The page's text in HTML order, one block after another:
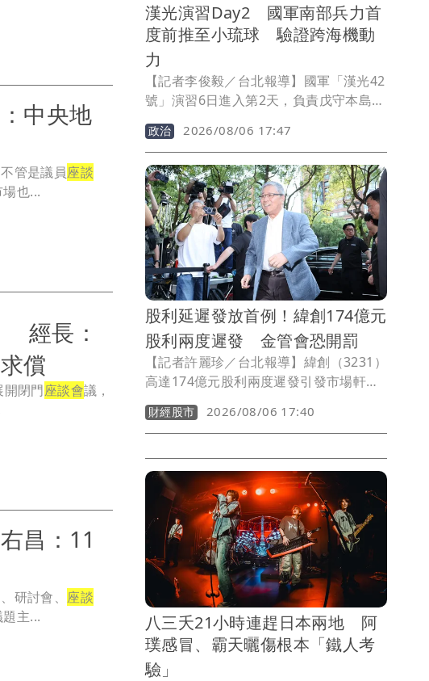
中央地
管是議員座談
也...
經長：
償
展開閉門座談會議，
昌：11
研討會、 座談
主...
漢光演習Day2 國軍南部兵力首
度前推至小琉球 驗證跨海機動
力
【記者李俊毅／台北報導】國軍「漢光42
號」演習6日進入第2天，負責戊守本島南
部的第四作戰區表示，小琉球具備南高屏
地區及重要海上航道的前觀優勢，可有效
掌握周邊海域、港口及航道動態，因此依
防衛作戰構想首度將兵力前推至小琉球，
驗證跨海機動能力。
政治 2026/08/06 17:47
股利延遲發放首例！緯創174億元
股利兩度遲發 金管會恐開罰
【記者許麗珍／台北報導】緯創（3231）
高達174億元股利兩度遲發引發市場軒然
大波及股東不滿。金管會今表示經查緯創
雖已於今發放股利完畢，但有股東反映緯
創「重訊發布時間不夠即時，內容恐有
錯」等，將請證交所及台灣集中保管結算
所進一步調查，若真有疏失可處以新台幣
3萬元至50萬元違約金，情節嚴重將收回
緯創自辦股務權利，這也是首家上市櫃公
司股利延遲發放案。
財經股市 2026/08/06 17:40
八三夭21小時連趕日本兩地 阿
璞感冒、霸天曬傷根本「鐵人考
驗」